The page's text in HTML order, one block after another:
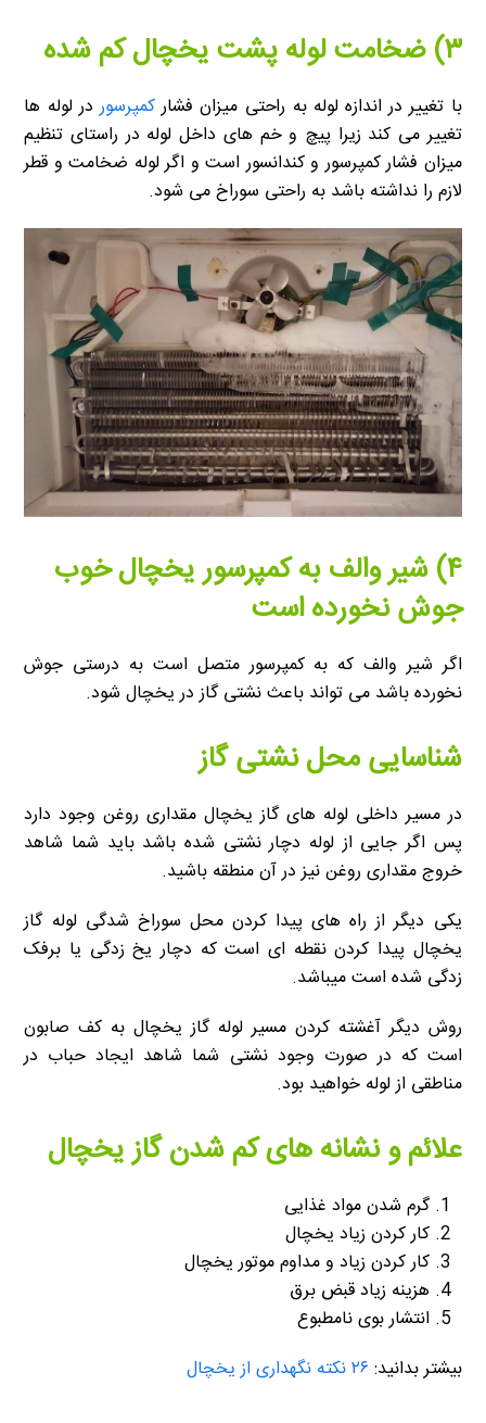
۳) ضخامت لوله پشت یخچال کم شده
با تغییر در اندازه لوله به راحتی میزان فشارکمپرسوردر لوله ها
تغییر می کند زیرا پیچ و خم های داخل لوله در راستای تنظیم
میزان فشار کمپرسور و کندانسور است و اگر لوله ضخامت و قطر
لازم را نداشته باشد به راحتی سوراخ می شود.
۴) شیر والف به کمپرسور یخچال خوب
جوش نخورده است
اگر شیر والف که به کمپرسور متصل است به درستی جوش
نخورده باشد می تواند باعث نشتی گاز در یخچال شود.
شناسایی محل نشتی گاز
در مسیر داخلی لوله های گاز یخچال مقداری روغن وجود دارد
پس اگر جایی از لوله دچار نشتی شده باشد باید شما شاهد
خروج مقداری روغن نیز در آن منطقه باشید.
یکی دیگر از راه های پیدا کردن محل سوراخ شدگی لوله گاز
یخچال پیدا کردن نقطه ای است که دچار یخ زدگی یا برفک
زدگی شده است میباشد.
روش دیگر آغشته کردن مسیر لوله گاز یخچال به کف صابون
است که در صورت وجود نشتی شما شاهد ایجاد حباب در
مناطقی از لوله خواهید بود.
علائم و نشانه های کم شدن گاز یخچال
گرم شدن مواد غذایی
کار کردن زیاد یخچال
کار کردن زیاد و مداوم موتور یخچال
هزینه زیاد قبض برق
انتشار بوی نامطبوع
بیشتر بدانید: ۲۶ نکته نگهداری از یخچال